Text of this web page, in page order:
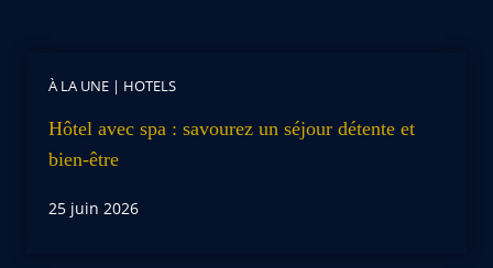
À LA UNE | HOTELS
Hôtel avec spa : savourez un séjour détente et
bien-être
25 juin 2026